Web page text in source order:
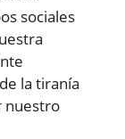
sociales
la tiranía
nuestro